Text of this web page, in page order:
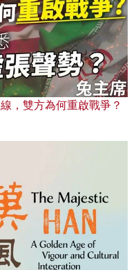
，雙方為何重啟戰爭？